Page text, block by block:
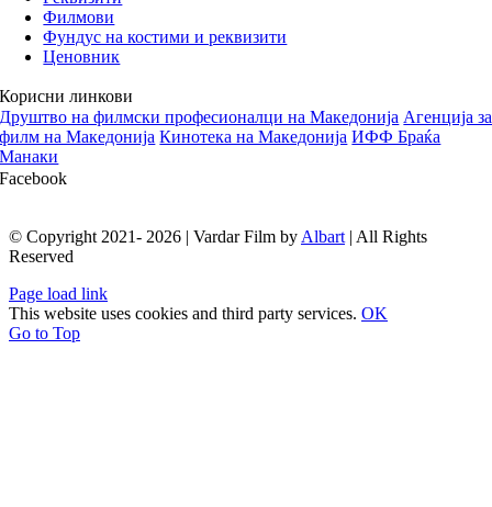
Филмови
Фундус на костими и реквизити
Ценовник
Корисни линкови
Друштво на филмски професионалци на Македонија Aгенција за
филм на Македонија Кинотека на Македонија ИФФ Браќа
Манаки
Facebook
© Copyright 2021- 2026 | Vardar Film byAlbart| All Rights
Reserved
Page load link
This website uses cookies and third party services. OK
Go to Top